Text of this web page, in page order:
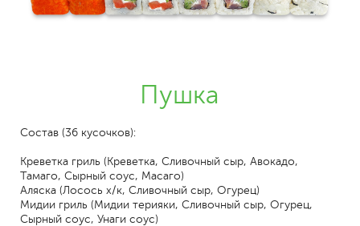
Пушка
Состав (36 кусочков):
Креветка гриль (Креветка, Сливочный сыр, Авокадо,
Тамаго, Сырный соус, Масаго)
Аляска (Лосось х/к, Сливочный сыр, Огурец)
Мидии гриль (Мидии терияки, Сливочный сыр, Огурец,
Сырный соус, Унаги соус)